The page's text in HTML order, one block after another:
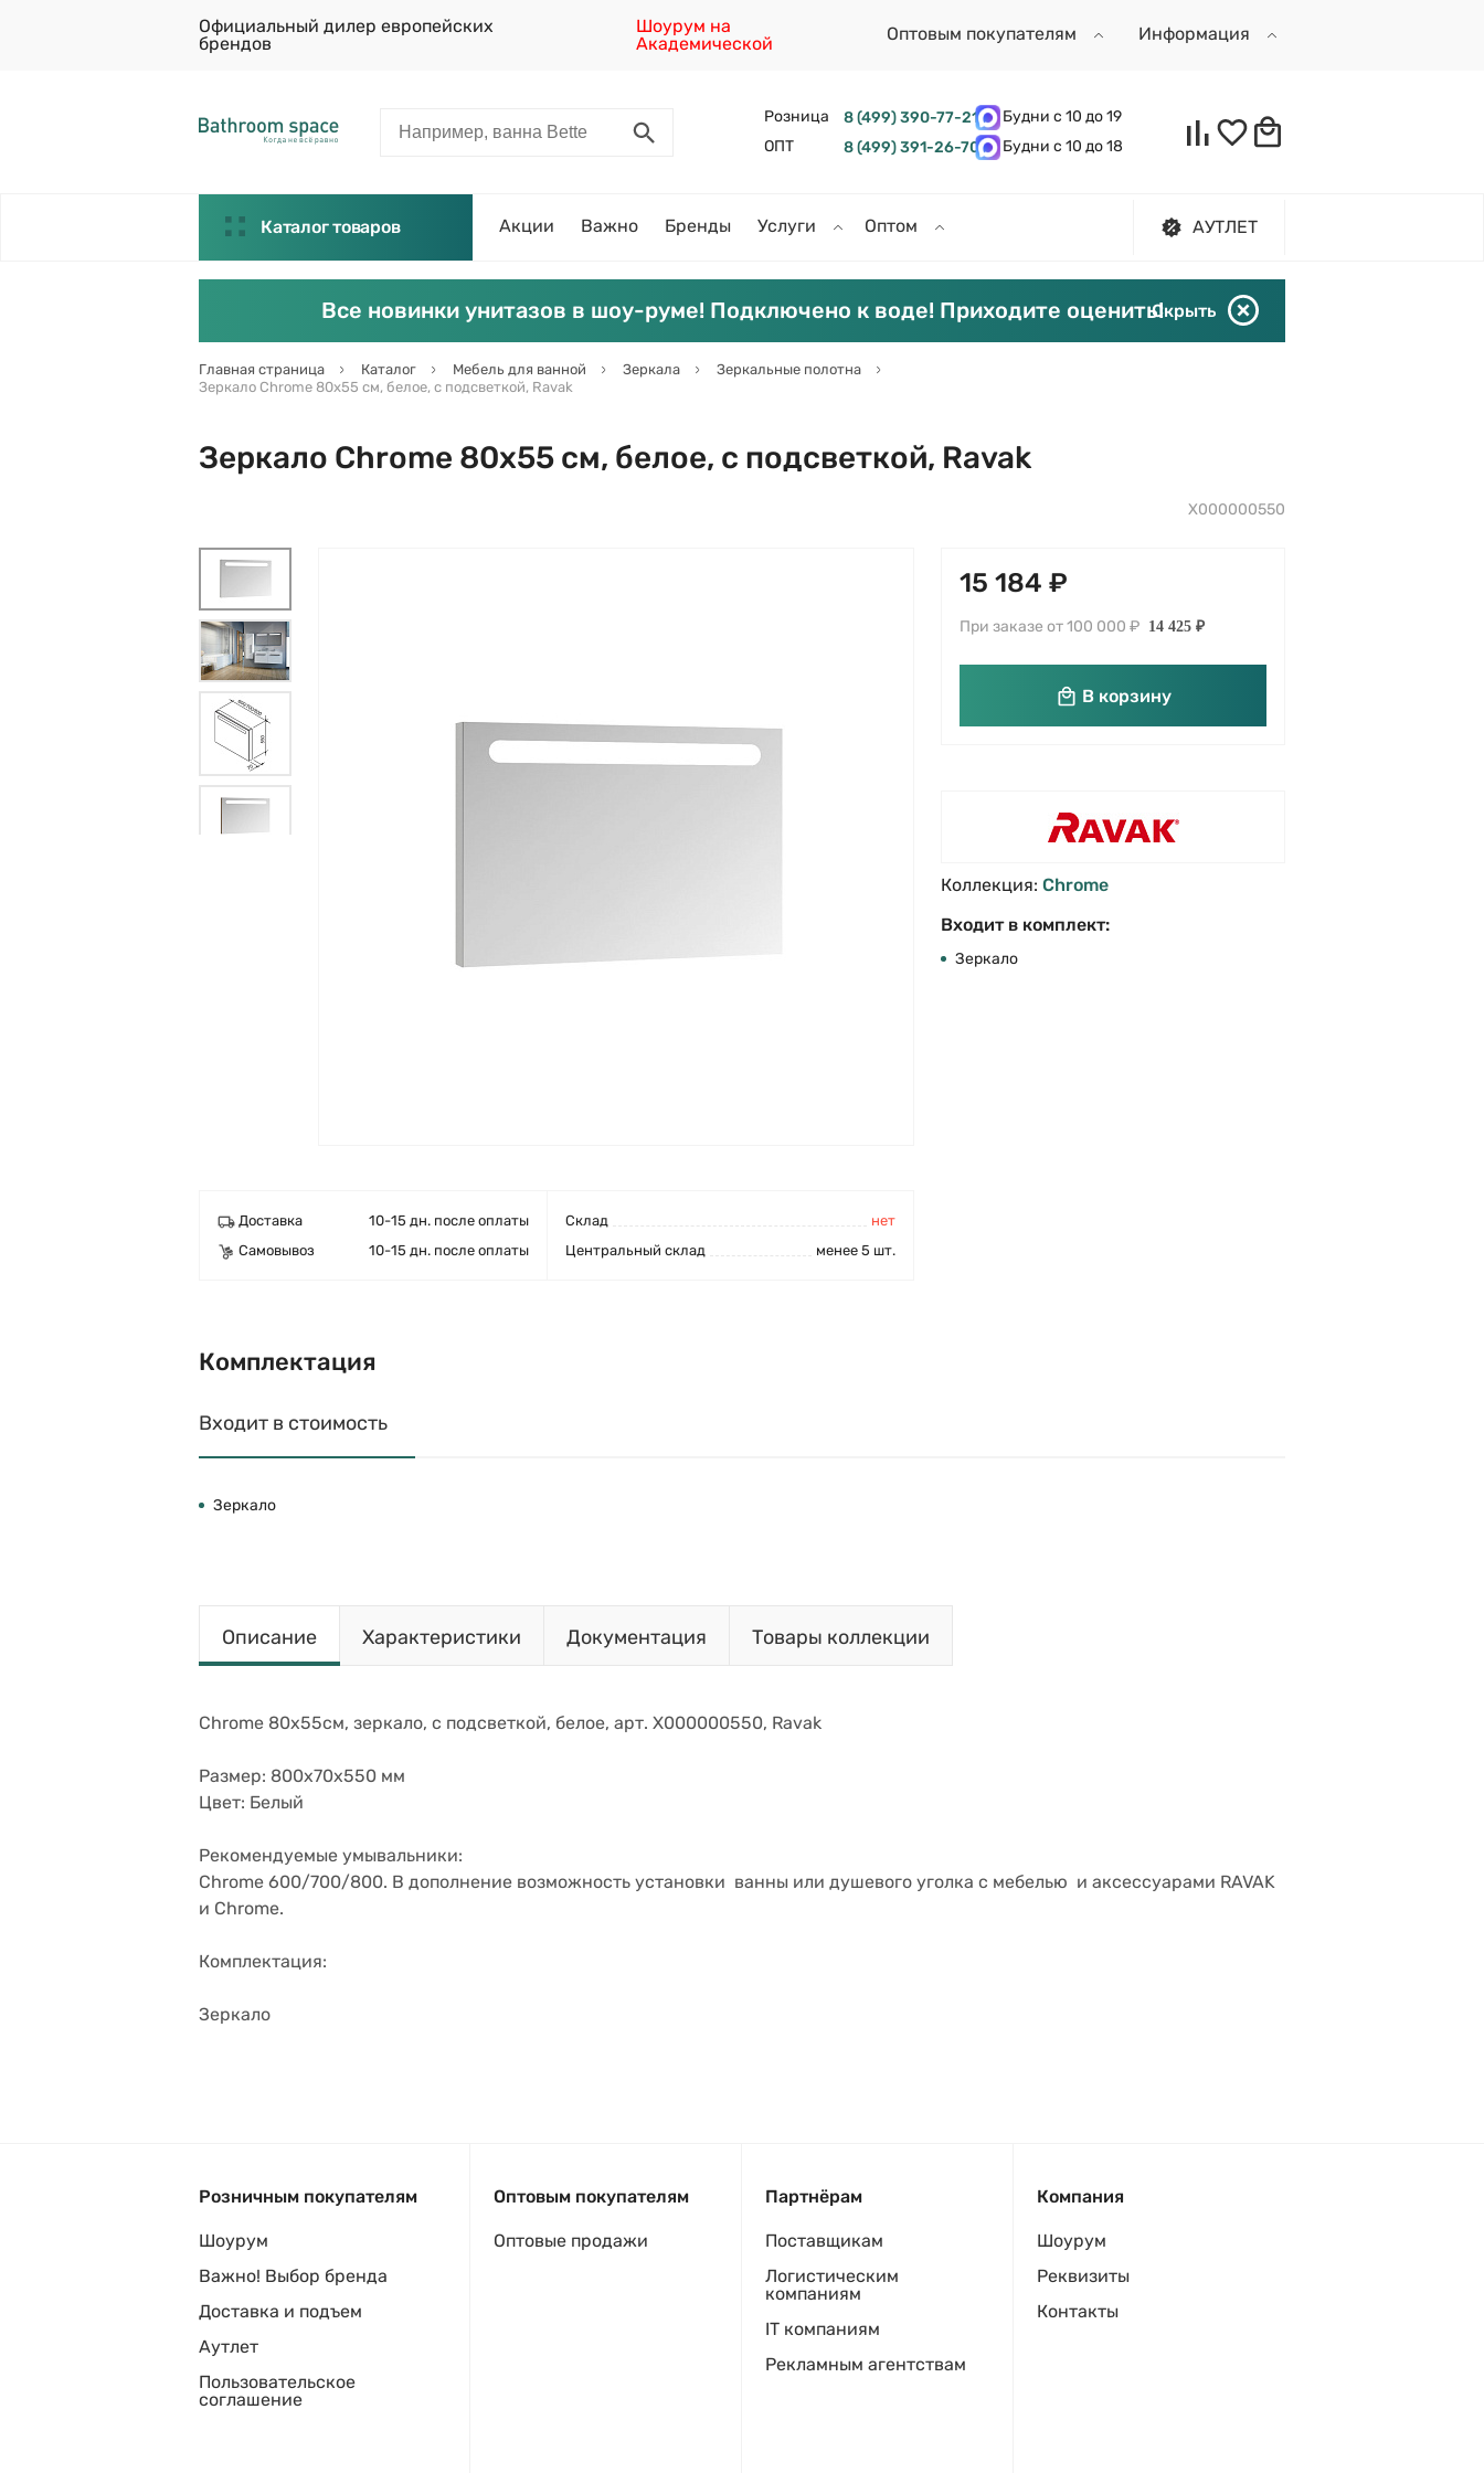
Официальный дилер европейских
брендов
Шоурум на
Академической
Оптовым покупателям Информация
Розница 8 (499) 390-77-21
Будни с 10 до 19
ОПТ
8 (499) 391-26-70 Будни с 10 до 18
Каталог товаров Акции Важно Бренды Услуги Оптом АУТЛЕТ
Все новинки унитазов в шоу-руме! Подключено к воде! Приходите оценить!Скрыть
Главная страница Каталог Мебель для ванной Зеркала
Зеркальные полотна
Зеркало Chrome 80х55 см, белое, с подсветкой, Ravak
Зеркало Chrome 80х55 см, белое, с подсветкой, Ravak
X000000550
15 184 ₽
При заказе от 100 000 ₽ 14 425 ₽
В корзину
Доставка
10-15 дн. после оплаты
Самовывоз
10-15 дн. после оплаты
Cклад
нет
Центральный склад
менее 5 шт.
Коллекция: Chrome
Входит в комплект:
Зеркало
Комплектация
Входит в стоимость
Зеркало
Описание Характеристики Документация Товары коллекции
Chrome 80х55см, зеркало, с подсветкой, белое, арт. X000000550, Ravak
Размер: 800x70x550 мм
Цвет: Белый
Рекомендуемые умывальники:
Chrome 600/700/800. В дополнение возможность установки ванны или душевого уголка с мебелью и аксессуарами RAVAK
и Chrome.
Комплектация:
Зеркало
Розничным покупателям
Шоурум
Важно! Выбор бренда
Доставка и подъем
Аутлет
Пользовательское
соглашение
Оптовым покупателям
Оптовые продажи
Партнёрам
Поставщикам
Логистическим
компаниям
IT компаниям
Рекламным агентствам
Компания
Шоурум
Реквизиты
Контакты